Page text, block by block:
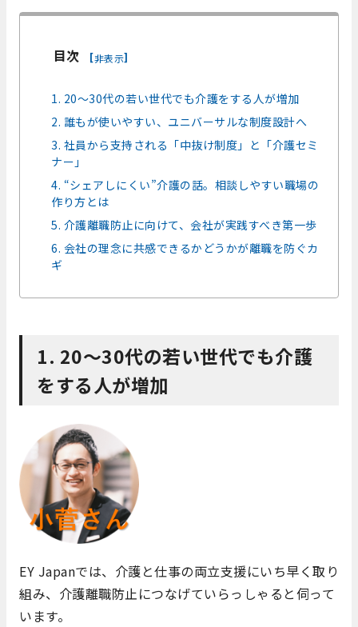
目次 [非表示]
1. 20～30代の若い世代でも介護をする人が増加
2. 誰もが使いやすい、ユニバーサルな制度設計へ
3. 社員から支持される「中抜け制度」と「介護セミ
ナー」
4. “シェアしにくい”介護の話。相談しやすい職場の
作り方とは
5. 介護離職防止に向けて、会社が実践すべき第一歩
6. 会社の理念に共感できるかどうかが離職を防ぐカ
ギ
1. 20～30代の若い世代でも介護
をする人が増加
EY Japanでは、介護と仕事の両立支援にいち早く取り
組み、介護離職防止につなげていらっしゃると伺って
います。